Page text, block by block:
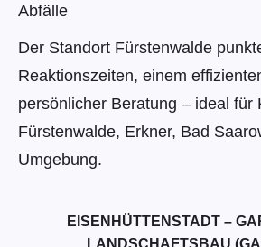
Abfälle
Der Standort Fürstenwalde
Reaktionszeiten, einem
persönlicher Beratung – ideal für
Fürstenwalde, Erkner, Bad
Umgebung.
EISENHÜTTENSTADT –
LANDSCHAFTSBAU